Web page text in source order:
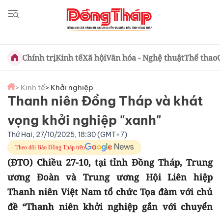
Chính trịKinh tếXã hộiVăn hóa - Nghệ thuậtThể thao
> Kinh tế> Khởi nghiệp
Thanh niên Đồng Tháp và khát
vọng khởi nghiệp "xanh"
Thứ Hai, 27/10/2025, 18:30 (GMT+7)
Theo dõi Báo Đồng Tháp trên
(ĐTO) Chiều 27-10, tại tỉnh Đồng Tháp, Trung
ương Đoàn và Trung ương Hội Liên hiệp
Thanh niên Việt Nam tổ chức Tọa đàm với chủ
đề “Thanh niên khởi nghiệp gắn với chuyển